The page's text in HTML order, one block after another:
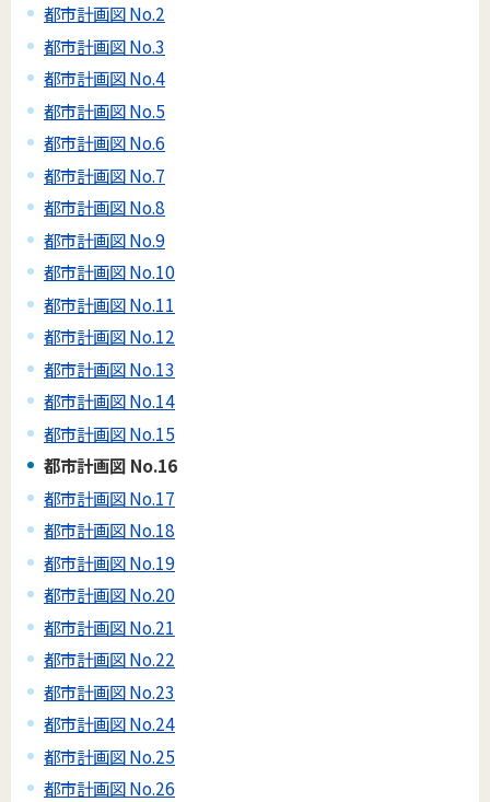
都市計画図 No.2
都市計画図 No.3
都市計画図 No.4
都市計画図 No.5
都市計画図 No.6
都市計画図 No.7
都市計画図 No.8
都市計画図 No.9
都市計画図 No.10
都市計画図 No.11
都市計画図 No.12
都市計画図 No.13
都市計画図 No.14
都市計画図 No.15
都市計画図 No.16
都市計画図 No.17
都市計画図 No.18
都市計画図 No.19
都市計画図 No.20
都市計画図 No.21
都市計画図 No.22
都市計画図 No.23
都市計画図 No.24
都市計画図 No.25
都市計画図 No.26